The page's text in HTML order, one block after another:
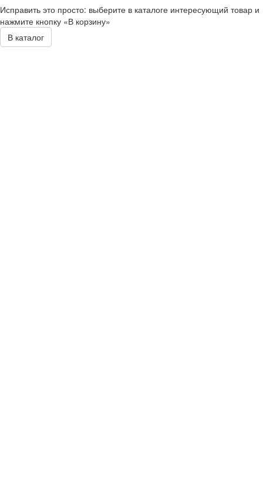
Исправить это просто: выберите в каталоге интересующий товар и
нажмите кнопку «В корзину»
В каталог